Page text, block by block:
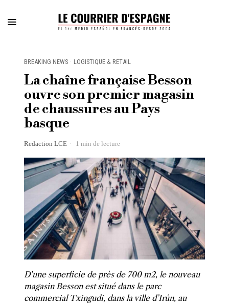
BREAKING NEWS · LOGISTIQUE & RETAIL
La chaîne française Besson
ouvre son premier magasin
de chaussures au Pays
basque
Redaction LCE 1 min de lecture
D’une superficie de près de 700 m2, le nouveau
magasin Besson est situé dans le parc
commercial Txingudi, dans la ville d’Irún, au